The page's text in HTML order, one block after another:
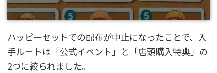
ハッピーセットでの配布が中止になったことで、入
手ルートは「公式イベント」と「店頭購入特典」の
2つに絞られました。